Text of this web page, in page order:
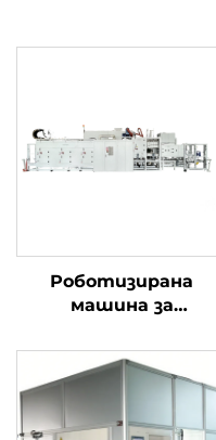
Роботизирана
машина за
високо налягане